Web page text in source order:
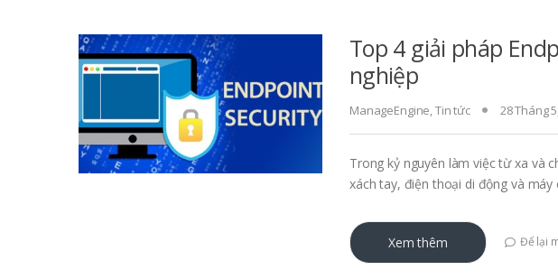
Top 4 giải pháp
nghiệp
ManageEngine,Tin tức 28 Tháng
Trong kỷ nguyên làm việc từ xa và
xách tay, điện thoại di động và
Xem thêm Để lại